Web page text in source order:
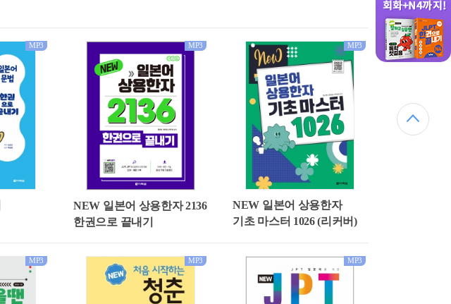
MP3 MP3
NEW 일본어 상용한자 2136
한권으로 끝내기
MP3
NEW 일본어 상용한자
기초 마스터 1026 (리커버)
MP3 MP3 MP3